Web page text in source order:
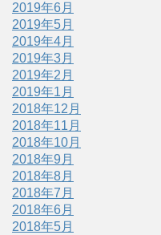
2019年6月
2019年5月
2019年4月
2019年3月
2019年2月
2019年1月
2018年12月
2018年11月
2018年10月
2018年9月
2018年8月
2018年7月
2018年6月
2018年5月